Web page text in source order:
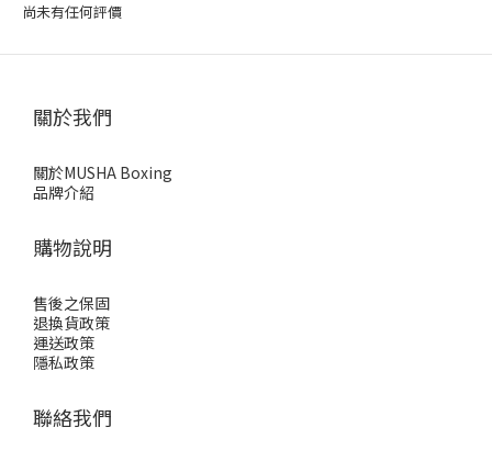
尚未有任何評價
關於我們
關於MUSHA Boxing
品牌介紹
購物說明
售後之保固
退換貨政策
運送政策
隱私政策
聯絡我們